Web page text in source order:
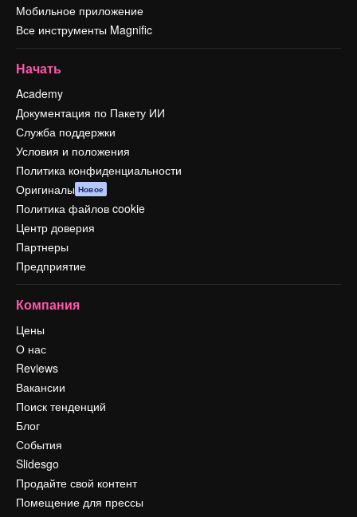
Мобильное приложение
Все инструменты Magnific
Начать
Academy
Документация по Пакету ИИ
Служба поддержки
Условия и положения
Политика конфиденциальности
Оригиналы Новое
Политика файлов cookie
Центр доверия
Партнеры
Предприятие
Компания
Цены
О нас
Reviews
Вакансии
Поиск тенденций
Блог
События
Slidesgo
Продайте свой контент
Помещение для прессы